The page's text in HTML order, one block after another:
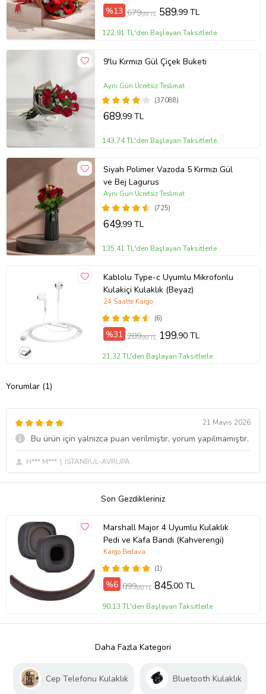
%13 679,99 TL 589,99 TL
122,91 TL'den Başlayan Taksitlerle
9'lu Kırmızı Gül Çiçek Buketi
(37088)
Aynı Gün Ücretsiz Teslimat
689,99 TL
143,74 TL'den Başlayan Taksitlerle
Siyah Polimer Vazoda 5 Kırmızı Gül
ve Bej Lagurus
(725)
Aynı Gün Ücretsiz Teslimat
649,99 TL
135,41 TL'den Başlayan Taksitlerle
Kablolu Type-c Uyumlu Mikrofonlu
Kulakiçi Kulaklık (Beyaz)
(6)
24 Saatte Kargo
%31 289,90 TL 199,90 TL
21,32 TL'den Başlayan Taksitlerle
Yorumlar (1)
21 Mayıs 2026
Bu ürün için yalnızca puan verilmiştir, yorum yapılmamıştır.
H*** M*** İSTANBUL-AVRUPA
Son Gezdikleriniz
Marshall Major 4 Uyumlu Kulaklık
Pedi ve Kafa Bandı (Kahverengi)
(1)
Kargo Bedava
%6 899,00 TL 845,00 TL
90,13 TL'den Başlayan Taksitlerle
Daha Fazla Kategori
Cep Telefonu Kulaklık Bluetooth Kulaklık